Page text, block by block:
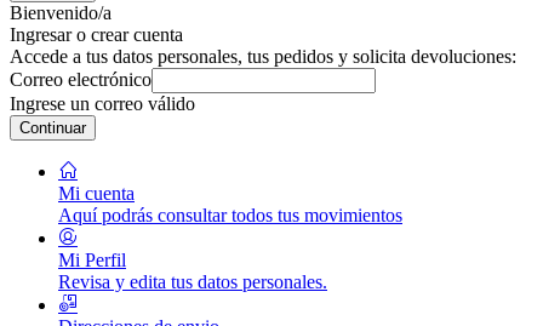
Bienvenido/a
Ingresar o crear cuenta
Accede a tus datos personales, tus pedidos y solicita devoluciones:
Correo electrónico
Ingrese un correo válido
Continuar
Mi cuenta
Aquí podrás consultar todos tus movimientos
Mi Perfil
Revisa y edita tus datos personales.